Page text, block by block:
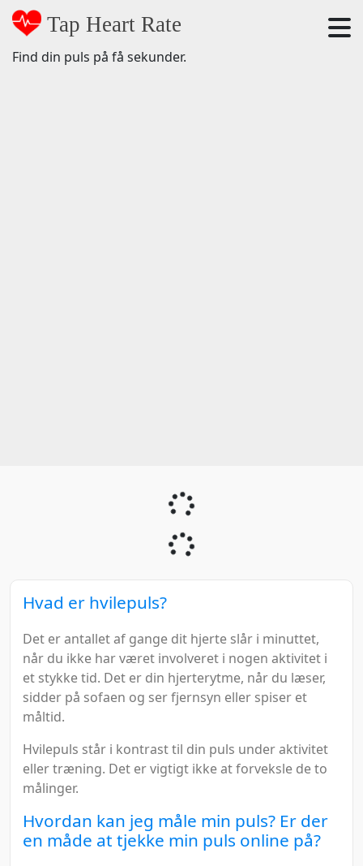
Tap Heart Rate
Find din puls på få sekunder.
Hvad er hvilepuls?
Det er antallet af gange dit hjerte slår i minuttet,
når du ikke har været involveret i nogen aktivitet i
et stykke tid. Det er din hjerterytme, når du læser,
sidder på sofaen og ser fjernsyn eller spiser et
måltid.
Hvilepuls står i kontrast til din puls under aktivitet
eller træning. Det er vigtigt ikke at forveksle de to
målinger.
Hvordan kan jeg måle min puls? Er der
en måde at tjekke min puls online på?